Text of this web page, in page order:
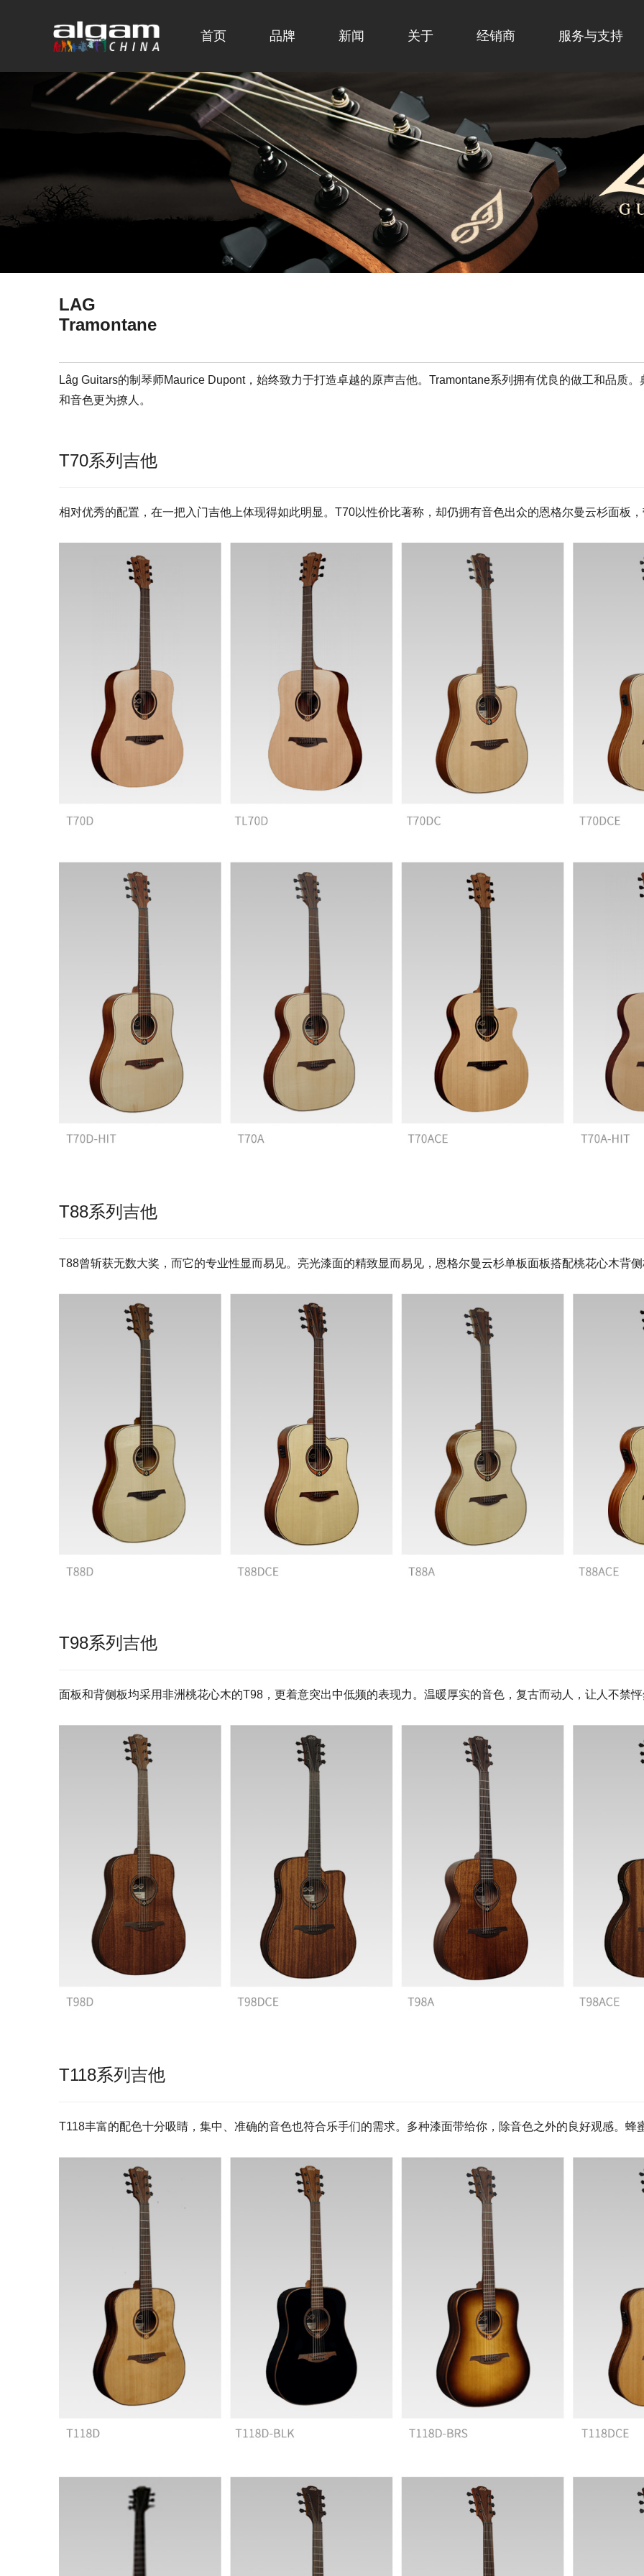
首页 品牌 新闻 关于 经销商 服务与支持
LAG
Tramontane
Lâg Guitars的制琴师Maurice Dupont，始终致力于打造卓越的原声吉他。Tramontane系列拥有优良的做工和品质
和音色更为撩人。
T70系列吉他
相对优秀的配置，在一把入门吉他上体现得如此明显。T70以性价比著称，却仍拥有音色出众的恩格尔曼云杉面板
T88系列吉他
T88曾斩获无数大奖，而它的专业性显而易见。亮光漆面的精致显而易见，恩格尔曼云杉单板面板搭配桃花心木背
T98系列吉他
面板和背侧板均采用非洲桃花心木的T98，更着意突出中低频的表现力。温暖厚实的音色，复古而动人，让人不禁
T118系列吉他
T118丰富的配色十分吸睛，集中、准确的音色也符合乐手们的需求。多种漆面带给你，除音色之外的良好观感。